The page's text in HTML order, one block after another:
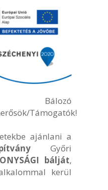
Bálozó
Támogatók!
ajánlani a
Győri
bálját,
kerül